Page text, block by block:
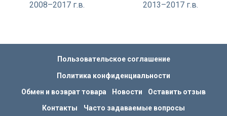
2008–2017 г.в.
2013–2017 г.в.
Пользовательское соглашение
Политика конфиденциальности
Обмен и возврат товара Новости Оставить отзыв
Контакты Часто задаваемые вопросы